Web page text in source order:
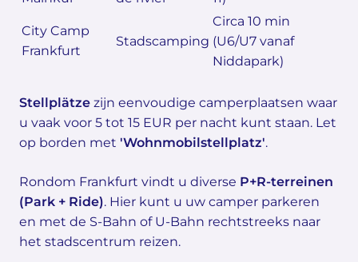
City Camp
Frankfurt
Stadscamping
Circa 10 min
(U6/U7 vanaf
Niddapark)
Stellplätze zijn eenvoudige camperplaatsen waar
u vaak voor 5 tot 15 EUR per nacht kunt staan. Let
op borden met 'Wohnmobilstellplatz'.
Rondom Frankfurt vindt u diverse P+R-terreinen
(Park + Ride). Hier kunt u uw camper parkeren
en met de S-Bahn of U-Bahn rechtstreeks naar
het stadscentrum reizen.